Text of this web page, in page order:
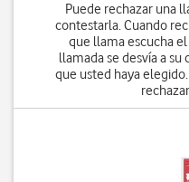
Puede rechazar una
contestarla. Cuando
que llama escucha
llamada se desvía a
que usted haya